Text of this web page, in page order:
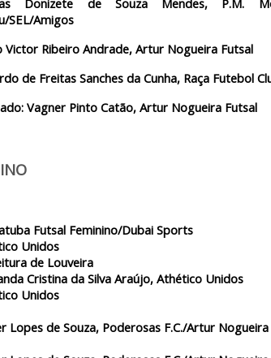
Donizete de Souza Mendes, P.M.
SEL/Amigos
Victor Ribeiro Andrade, Artur Nogueira Futsal
de Freitas Sanches da Cunha, Raça Futebol
Vagner Pinto Catão, Artur Nogueira Futsal
Futsal Feminino/Dubai Sports
Unidos
de Louveira
Cristina da Silva Araújo, Athético Unidos
Unidos
Lopes de Souza, Poderosas F.C./Artur Nogueira